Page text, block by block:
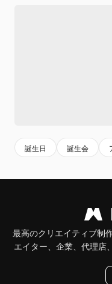
誕生日 誕生会
最高のクリエイティブ制
エイター、企業、代理店